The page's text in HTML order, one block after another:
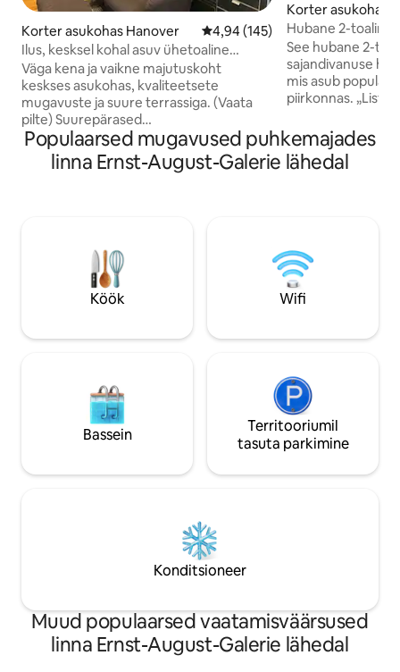
Korter asukohas Hanover Keskmine hinnang 4,94/5, 145
4,94 (145)
Ilus, kesksel kohal asuv ühetoaline
rakendus Hannoveris
Väga kena ja vaikne majutuskoht
keskses asukohas, kvaliteetsete
mugavuste ja suure terrassiga. (Vaata
pilte) Suurepärased
ühistranspordiühendused. Samuti on
näitusekeskuse lähedal Ost-Stadtbahni
liin 6 ning Messe Nordi liinid 8 ja 18. Kino,
pääseb kiiresti S-Bahn 5 kaudu. 10%
soodustust üle 7 päeva kestvate
broneeringute puhul ja 25% soodustust
üle 28 päeva kestvate broneeringute
Korter asukohas
Hubane 2-toaline
See hubane 2-
sajandivanuse
mis asub
piirkonnas. „Lister Meile“ ostutänav
väikeste poodide
umbes 150 m
minutilise
on täielikult
magamistuba 160
Populaarsed mugavused puhkemajades
linna Ernst-August-Galerie lähedal
Köök Wifi
Bassein
Territooriumil
tasuta parkimine
Konditsioneer
Muud populaarsed vaatamisväärsused
linna Ernst-August-Galerie lähedal